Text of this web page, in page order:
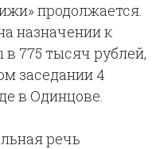
продолжается.
назначении к
775 тысяч рублей,
заседании 4
в Одинцове.
речь